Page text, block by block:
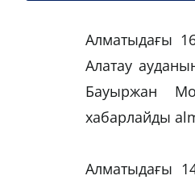
Алматыдағы
Алатау
Бауыржан
хабарлайды
Алматыдағы